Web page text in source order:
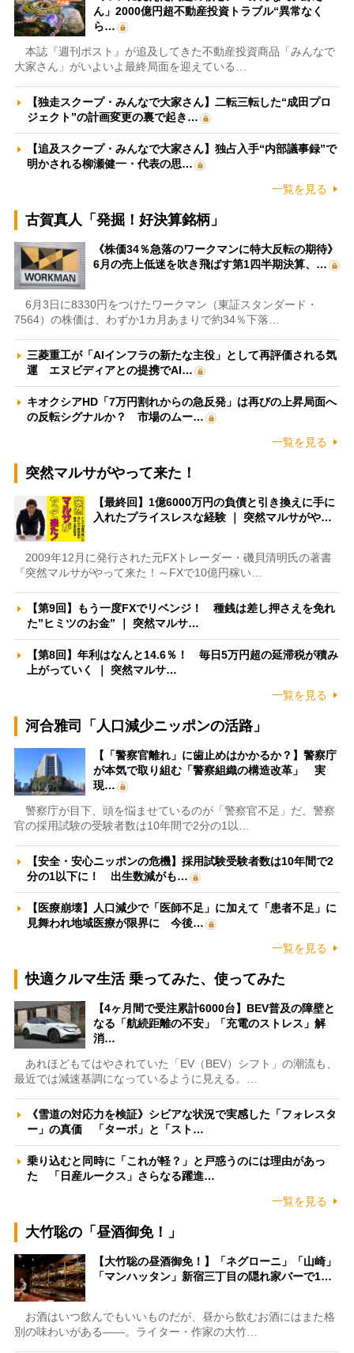
ん」2000億円超不動産投資トラブル“異常なく
ら…
本誌『週刊ポスト』が追及してきた不動産投資商品「みんなで
大家さん」がいよいよ最終局面を迎えている…
【独走スクープ・みんなで大家さん】二転三転した“成田プロ
ジェクト”の計画変更の裏で起き…
【追及スクープ・みんなで大家さん】独占入手“内部議事録”で
明かされる柳瀬健一・代表の思…
一覧を見る
古賀真人「発掘！好決算銘柄」
《株価34％急落のワークマンに特大反転の期待》
6月の売上低迷を吹き飛ばす第1四半期決算、…
6月3日に8330円をつけたワークマン（東証スタンダード・
7564）の株価は、わずか1カ月あまりで約34％下落…
三菱重工が「AIインフラの新たな主役」として再評価される気
運 エヌビディアとの提携でAI…
キオクシアHD「7万円割れからの急反発」は再びの上昇局面へ
の反転シグナルか？ 市場のムー…
一覧を見る
突然マルサがやって来た！
【最終回】1億6000万円の負債と引き換えに手に
入れたプライスレスな経験 ｜ 突然マルサがや…
2009年12月に発行された元FXトレーダー・磯貝清明氏の著書
『突然マルサがやって来た！～FXで10億円稼い…
【第9回】もう一度FXでリベンジ！ 種銭は差し押さえを免れ
た”ヒミツのお金” ｜ 突然マルサ…
【第8回】年利はなんと14.6％！ 毎日5万円超の延滞税が積み
上がっていく ｜ 突然マルサ…
一覧を見る
河合雅司「人口減少ニッポンの活路」
【「警察官離れ」に歯止めはかかるか？】警察庁
が本気で取り組む「警察組織の構造改革」 実
現…
警察庁が目下、頭を悩ませているのが「警察官不足」だ。警察
官の採用試験の受験者数は10年間で2分の1以…
【安全・安心ニッポンの危機】採用試験受験者数は10年間で2
分の1以下に！ 出生数減がも…
【医療崩壊】人口減少で「医師不足」に加えて「患者不足」に
見舞われ地域医療が限界に 今後…
一覧を見る
快適クルマ生活 乗ってみた、使ってみた
【4ヶ月間で受注累計6000台】BEV普及の障壁と
なる「航続距離の不安」「充電のストレス」解
消…
あれほどもてはやされていた「EV（BEV）シフト」の潮流も、
最近では減速基調になっているように見える。…
《雪道の対応力を検証》シビアな状況で実感した「フォレスタ
ー」の真価 「ターボ」と「スト…
乗り込むと同時に「これが軽？」と戸惑うのには理由があっ
た 「日産ルークス」さらなる躍進…
一覧を見る
大竹聡の「昼酒御免！」
【大竹聡の昼酒御免！】「ネグローニ」「山崎」
「マンハッタン」新宿三丁目の隠れ家バーで1…
お酒はいつ飲んでもいいものだが、昼から飲むお酒にはまた格
別の味わいがある――。ライター・作家の大竹…